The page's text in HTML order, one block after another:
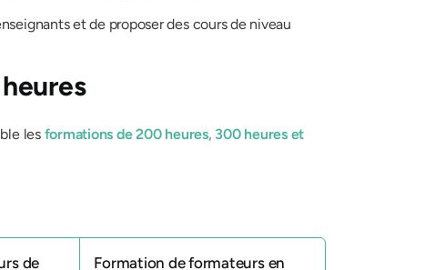
et de proposer des cours de niveau
les formations de 200 heures, 300 heures et
de
Formation de formateurs en